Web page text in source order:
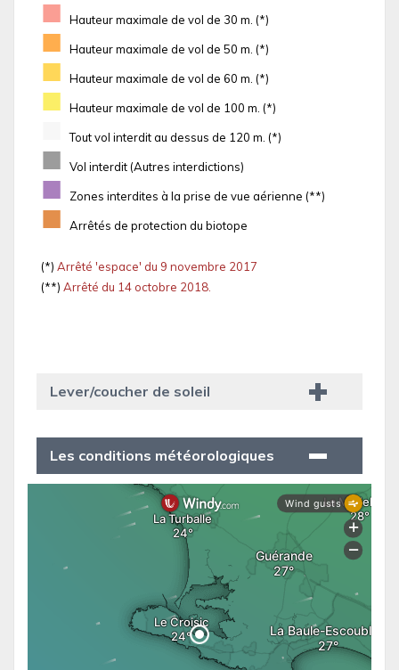
■ Hauteur maximale de vol de 30 m. (*)
■ Hauteur maximale de vol de 50 m. (*)
■ Hauteur maximale de vol de 60 m. (*)
■ Hauteur maximale de vol de 100 m. (*)
Tout vol interdit au dessus de 120 m. (*)
■ Vol interdit (Autres interdictions)
■ Zones interdites à la prise de vue aérienne (**)
■ Arrêtés de protection du biotope
(*) Arrêté 'espace' du 9 novembre 2017
(**) Arrêté du 14 octobre 2018.
Lever/coucher de soleil
Les conditions météorologiques